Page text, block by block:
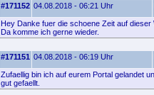
#171152 04.08.2018 - 06:21 Uhr
Hey Danke fuer die schoene Zeit auf dieser
Da komme ich gerne wieder.
#171151 04.08.2018 - 06:19 Uhr
Zufaellig bin ich auf eurem Portal gelandet
gut gefaellt.